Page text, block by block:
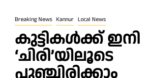
Breaking News Kannur Local News
കുട്ടികൾക്ക്​ ഇനി
‘ചിരി’യിലൂടെ​
പുഞ്ചിരിക്കാം